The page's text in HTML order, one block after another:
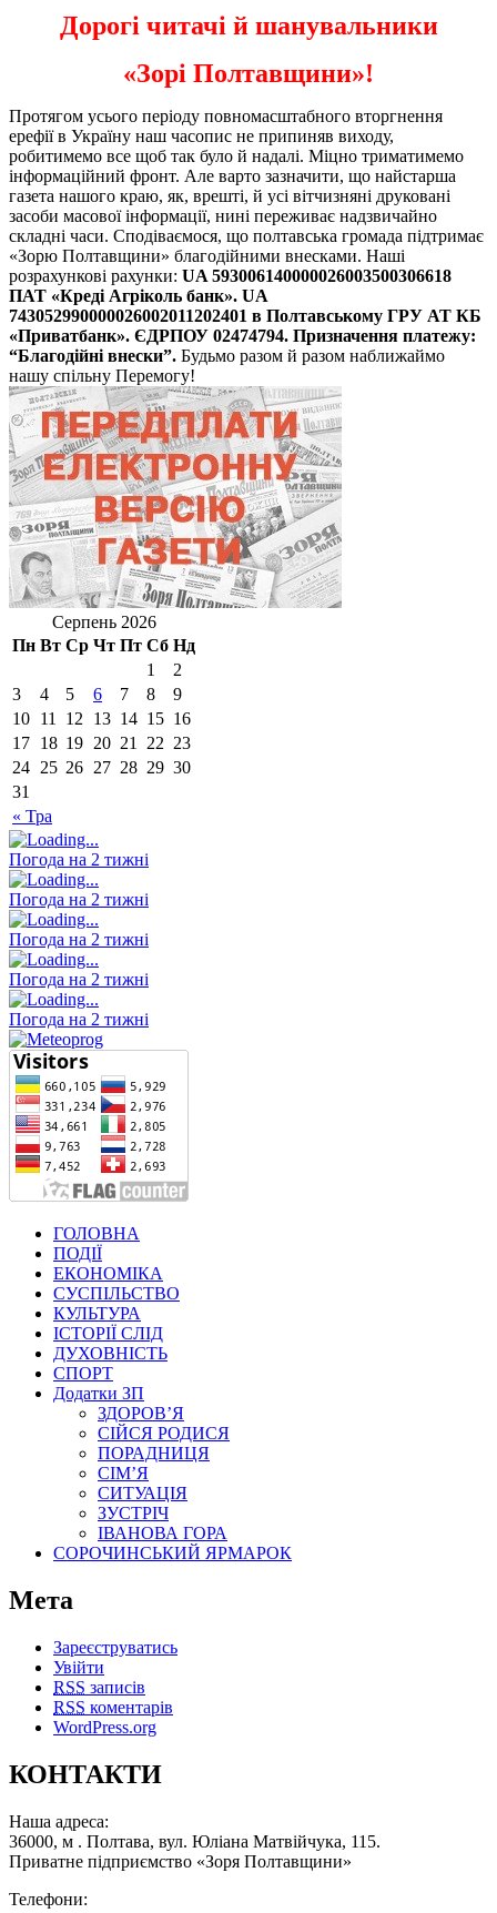
Дорогі читачі й шанувальники
«Зорі Полтавщини»!
Протягом усього періоду повномасштабного вторгнення
ерефії в Україну наш часопис не припиняв виходу,
робитимемо все щоб так було й надалі. Міцно триматимемо
інформаційний фронт. Але варто зазначити, що найстарша
газета нашого краю, як, врешті, й усі вітчизняні друковані
засоби масової інформації, нині переживає надзвичайно
складні часи. Сподіваємося, що полтавська громада підтримає
«Зорю Полтавщини» благодійними внесками. Наші
розрахункові рахунки: UA 593006140000026003500306618
ПАТ «Креді Агріколь банк». UA
743052990000026002011202401 в Полтавському ГРУ АТ КБ
«Приватбанк». ЄДРПОУ 02474794. Призначення платежу:
“Благодійні внески”. Будьмо разом й разом наближаймо
нашу спільну Перемогу!
Серпень 2026
Пн Вт Ср Чт Пт Сб Нд
« Тра
1
2
3
4 5 6 7 8
9
10 11 12 13 14 15 16
17 18 19 20 21 22 23
24 25 26 27 28 29 30
31
Погода на 2 тижні
Погода на 2 тижні
Погода на 2 тижні
Погода на 2 тижні
Погода на 2 тижні
ГОЛОВНА
ПОДІЇ
ЕКОНОМІКА
СУСПІЛЬСТВО
КУЛЬТУРА
ІСТОРІЇ СЛІД
ДУХОВНІСТЬ
СПОРТ
Додатки ЗП
ЗДОРОВ’Я
СІЙСЯ РОДИСЯ
ПОРАДНИЦЯ
СІМ’Я
СИТУАЦІЯ
ЗУСТРІЧ
ІВАНОВА ГОРА
СОРОЧИНСЬКИЙ ЯРМАРОК
Мета
Зареєструватись
Увійти
RSS записів
RSS коментарів
WordPress.org
КОНТАКТИ
Наша адреса:
36000, м . Полтава, вул. Юліана Матвійчука, 115.
Приватне підприємство «Зоря Полтавщини»
Телефони: